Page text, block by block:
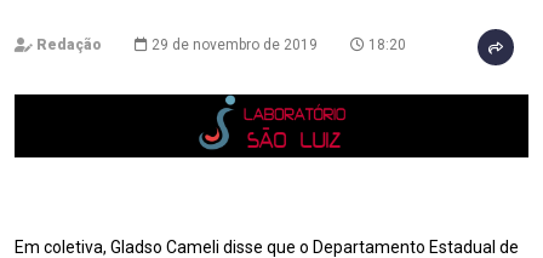
Redação 29 de novembro de 2019 18:20
Em coletiva, Gladso Cameli disse que o Departamento Estadual de